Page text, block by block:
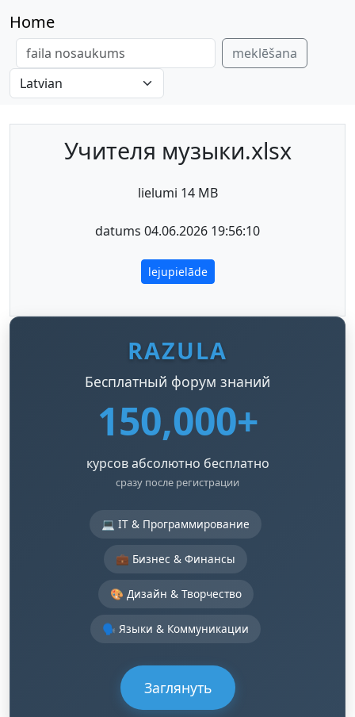
Home
meklēšana
Учителя музыки.xlsx
lielumi 14 MB
datums 04.06.2026 19:56:10
lejupielāde
RAZULA
Бесплатный форум знаний
150,000+
курсов абсолютно бесплатно
сразу после регистрации
💻 IT & Программирование
💼 Бизнес & Финансы
🎨 Дизайн & Творчество
🗣️ Языки & Коммуникации
Заглянуть